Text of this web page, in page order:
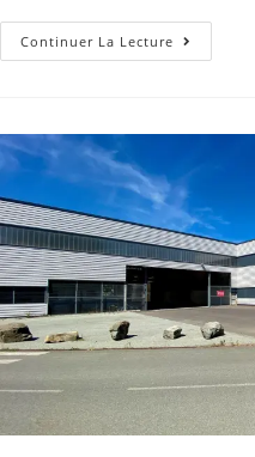
Continuer La Lecture